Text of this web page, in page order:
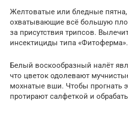
Желтоватые или бледные пятна,
охватывающие всё большую
за присутствия трипсов.
инсектициды типа «Фитоферма».
Белый воскообразный налёт
что цветок одолевают
мохнатые вши. Чтобы прогнать
протирают салфеткой и